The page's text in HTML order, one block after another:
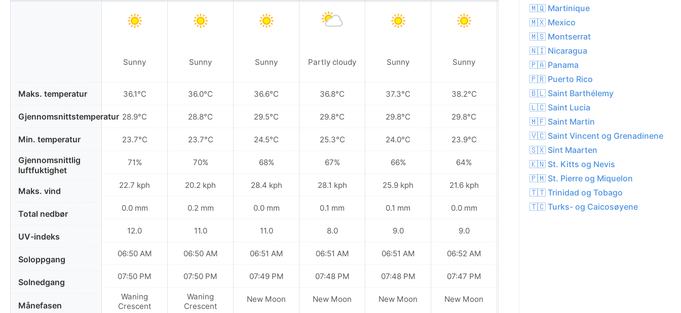
Maks. temperatur
Gjennomsnittstemperatur
Min. temperatur
Gjennomsnittlig
luftfuktighet
Maks. vind
Total nedbør
UV-indeks
Soloppgang
Solnedgang
Månefasen
Sunny
36.1°C
28.9°C
23.7°C
71%
22.7 kph
0.0 mm
12.0
06:50 AM
07:50 PM
Waning
Crescent
Sunny
36.0°C
28.8°C
23.7°C
70%
20.2 kph
0.2 mm
11.0
06:50 AM
07:50 PM
Waning
Crescent
Sunny
36.6°C
29.5°C
24.5°C
68%
28.4 kph
0.0 mm
11.0
06:51 AM
07:49 PM
New Moon
Partly cloudy
36.8°C
29.8°C
25.3°C
67%
28.1 kph
0.1 mm
8.0
06:51 AM
07:48 PM
New Moon
Sunny
37.3°C
29.8°C
24.0°C
66%
25.9 kph
0.1 mm
9.0
06:51 AM
07:48 PM
New Moon
Sunny
38.2°C
29.8°C
23.9°C
64%
21.6 kph
0.0 mm
9.0
06:52 AM
07:47 PM
New Moon
Partly cloudy
37.0°C
28.3°C
23.2°C
69%
13.7 kph
0.1 mm
🇲🇶 Martinique
🇲🇽 Mexico
🇲🇸 Montserrat
🇳🇮 Nicaragua
🇵🇦 Panama
🇵🇷 Puerto Rico
🇧🇱 Saint Barthélemy
🇱🇨 Saint Lucia
🇲🇫 Saint Martin
🇻🇨 Saint Vincent og Grenadinene
🇸🇽 Sint Maarten
🇰🇳 St. Kitts og Nevis
🇵🇲 St. Pierre og Miquelon
🇹🇹 Trinidad og Tobago
🇹🇨 Turks- og Caicosøyene